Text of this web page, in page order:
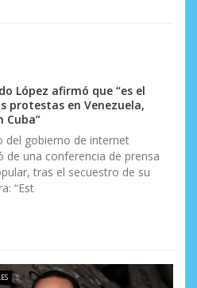
López afirmó que “es el
protestas en Venezuela,
Cuba”
del gobierno de internet
de una conferencia de prensa
tras el secuestro de su
“Est